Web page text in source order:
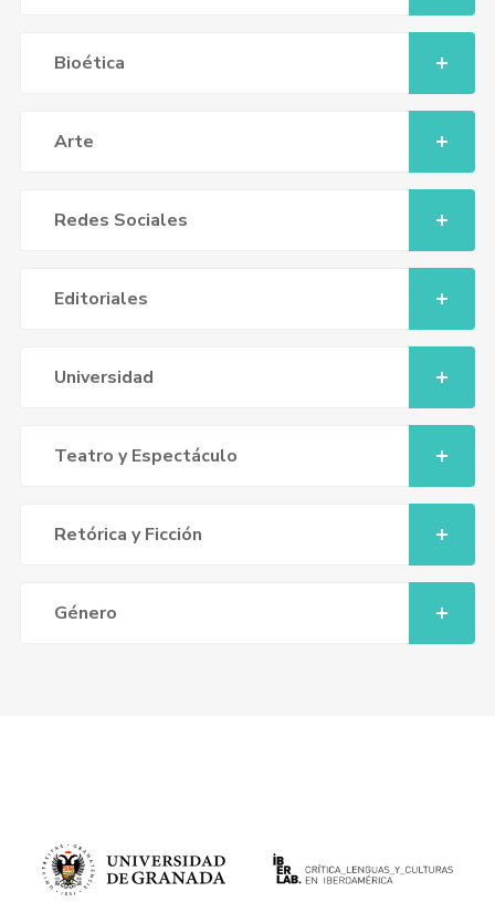
Bioética
Arte
Redes Sociales
Editoriales
Universidad
Teatro y Espectáculo
Retórica y Ficción
Género